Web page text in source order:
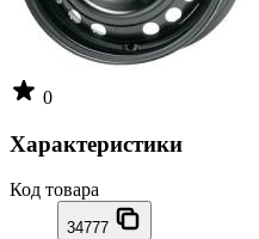
0
Характеристики
Код товара
34777